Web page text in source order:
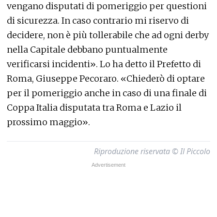
vengano disputati di pomeriggio per questioni
di sicurezza. In caso contrario mi riservo di
decidere, non è più tollerabile che ad ogni derby
nella Capitale debbano puntualmente
verificarsi incidenti». Lo ha detto il Prefetto di
Roma, Giuseppe Pecoraro. «Chiederò di optare
per il pomeriggio anche in caso di una finale di
Coppa Italia disputata tra Roma e Lazio il
prossimo maggio».
Riproduzione riservata © Il Piccolo